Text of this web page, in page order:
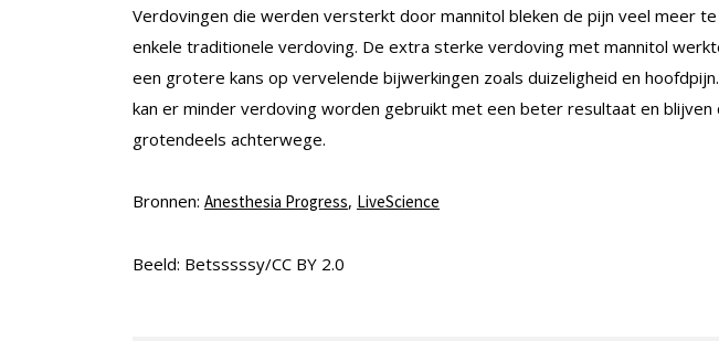
Verdovingen die werden versterkt door mannitol bleken de pijn veel meer
enkele traditionele verdoving. De extra sterke verdoving met mannitol
een grotere kans op vervelende bijwerkingen zoals duizeligheid en
kan er minder verdoving worden gebruikt met een beter resultaat en
grotendeels achterwege.
Bronnen: Anesthesia Progress, LiveScience
Beeld: Betsssssy/CC BY 2.0